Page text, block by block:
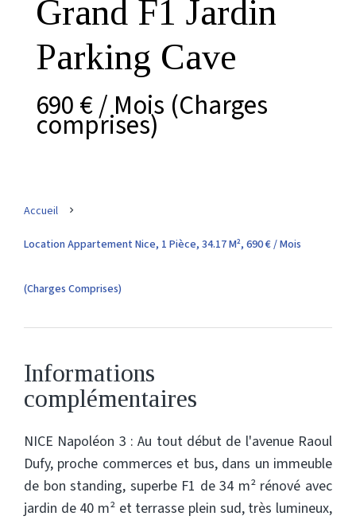
Grand F1 Jardin
Parking Cave
690 € / Mois (Charges
comprises)
Accueil
Location Appartement Nice, 1 Pièce, 34.17 M², 690 € / Mois
(Charges Comprises)
Informations
complémentaires
NICE Napoléon 3 : Au tout début de l'avenue Raoul
Dufy, proche commerces et bus, dans un immeuble
de bon standing, superbe F1 de 34 m² rénové avec
jardin de 40 m² et terrasse plein sud, très lumineux,